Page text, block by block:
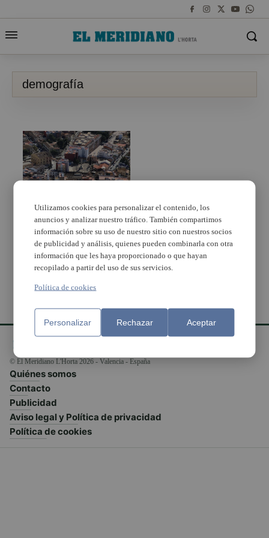
demografía
Paterna sigue
creciendo, alcanza los
73.389 habitantes
© El Meridiano L'Horta 2026 - Valencia - España
Quiénes somos
Contacto
Publicidad
Aviso legal y Política de privacidad
Política de cookies
Utilizamos cookies para personalizar el contenido, los
anuncios y analizar nuestro tráfico. También compartimos
información sobre su uso de nuestro sitio con nuestros socios
de publicidad y análisis, quienes pueden combinarla con otra
información que les haya proporcionado o que hayan
recopilado a partir del uso de sus servicios.
Política de cookies
Personalizar Rechazar Aceptar